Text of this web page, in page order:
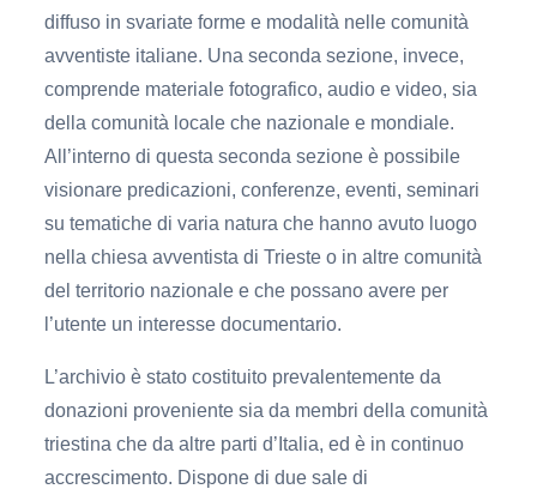
diffuso in svariate forme e modalità nelle comunità
avventiste italiane. Una seconda sezione, invece,
comprende materiale fotografico, audio e video, sia
della comunità locale che nazionale e mondiale.
All’interno di questa seconda sezione è possibile
visionare predicazioni, conferenze, eventi, seminari
su tematiche di varia natura che hanno avuto luogo
nella chiesa avventista di Trieste o in altre comunità
del territorio nazionale e che possano avere per
l’utente un interesse documentario.
L’archivio è stato costituito prevalentemente da
donazioni proveniente sia da membri della comunità
triestina che da altre parti d’Italia, ed è in continuo
accrescimento. Dispone di due sale di